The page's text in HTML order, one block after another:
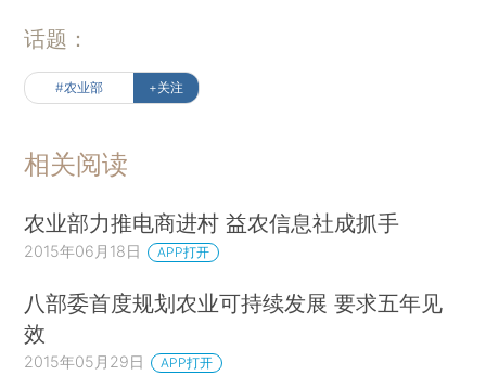
话题：
#农业部 +关注
相关阅读
农业部力推电商进村 益农信息社成抓手
2015年06月18日 APP打开
八部委首度规划农业可持续发展 要求五年见
效
2015年05月29日 APP打开